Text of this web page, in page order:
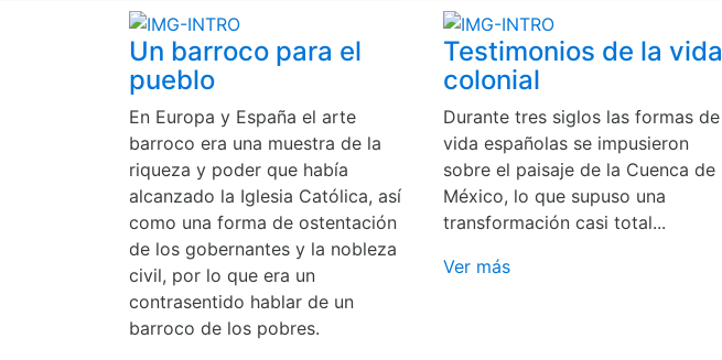
Un barroco para el
pueblo
En Europa y España el arte
barroco era una muestra de la
riqueza y poder que había
alcanzado la Iglesia Católica, así
como una forma de ostentación
de los gobernantes y la nobleza
civil, por lo que era un
contrasentido hablar de un
barroco de los pobres.
Testimonios de la vida
colonial
Durante tres siglos las formas de
vida españolas se impusieron
sobre el paisaje de la Cuenca de
México, lo que supuso una
transformación casi total...
Ver más